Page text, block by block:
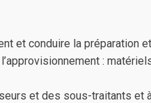
et conduire la préparation
:
et des sous-traitants et